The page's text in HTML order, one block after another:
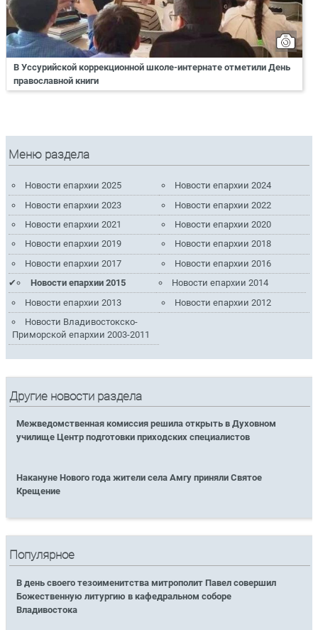
В Уссурийской коррекционной школе-интернате отметили День
православной книги
Меню раздела
Новости епархии 2025
Новости епархии 2024
Новости епархии 2023
Новости епархии 2022
Новости епархии 2021
Новости епархии 2020
Новости епархии 2019
Новости епархии 2018
Новости епархии 2017
Новости епархии 2016
Новости епархии 2015
Новости епархии 2014
Новости епархии 2013
Новости епархии 2012
Новости Владивостокско-
Приморской епархии 2003-2011
Другие новости раздела
Межведомственная комиссия решила открыть в Духовном
училище Центр подготовки приходских специалистов
Накануне Нового года жители села Амгу приняли Святое
Крещение
Популярное
В день своего тезоименитства митрополит Павел совершил
Божественную литургию в кафедральном соборе
Владивостока